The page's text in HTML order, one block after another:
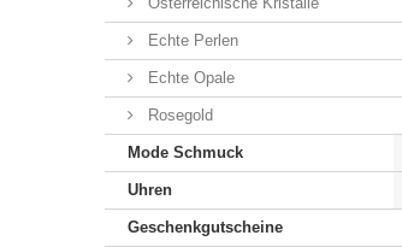
Echte Perlen
Echte Opale
Rosegold
Mode Schmuck
Uhren
Geschenkgutscheine